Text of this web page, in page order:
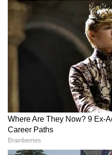
ತಾಯಿ ಹಾಗೂ ಮೂವರು
ಮಗುವಿಗೆ ಉಸಿರಾಟದ ಸಮಸ್ಯೆ
ಮಕ್ಕಳು ಜನನದಿಂದ
ಖುಷಿಗೆ ಪಾರವೇ
DOWNLOAD APP